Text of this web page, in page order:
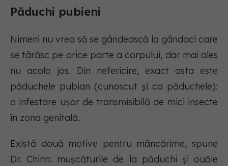
Păduchi pubieni
Nimeni nu vrea să se gândească la gândaci care
se târăsc pe orice parte a corpului, dar mai ales
nu acolo jos. Din nefericire, exact asta este
păduchele pubian (cunoscut și ca păduchele):
o infestare ușor de transmisibilă de mici insecte
în zona genitală.
Există două motive pentru mâncărime, spune
Dr. Chinn: mușcăturile de la păduchi și ouăle